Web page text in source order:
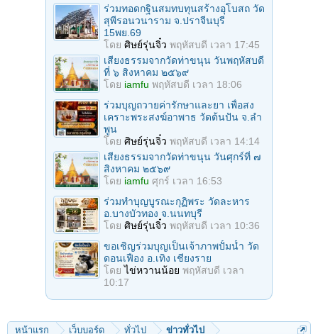
ร่วมทอดกฐินสมทบทุนสร้างอุโบสถ วัด
สุพีรอนวนาราม จ.ปราจีนบุรี
15พย.69
โดย ศิษย์รุ่นจิ๋ว พฤหัสบดี เวลา 17:45
เสียงธรรมจากวัดท่าขนุน วันพฤหัสบดี
ที่ ๖ สิงหาคม ๒๕๖๙
โดย iamfu พฤหัสบดี เวลา 18:06
ร่วมบุญถวายค่ารักษาและยา เพื่อสง
เคราะพระสงฆ์อาพาธ วัดต้นปัน จ.ลํา
พูน
โดย ศิษย์รุ่นจิ๋ว พฤหัสบดี เวลา 14:14
เสียงธรรมจากวัดท่าขนุน วันศุกร์ที่ ๗
สิงหาคม ๒๕๖๙
โดย iamfu ศุกร์ เวลา 16:53
ร่วมทําบุญบูรณะกุฏิพระ วัดละหาร
อ.บางบัวทอง จ.นนทบุรี
โดย ศิษย์รุ่นจิ๋ว พฤหัสบดี เวลา 10:36
ขอเชิญร่วมบุญเป็นเจ้าภาพปั้มน้ำ วัด
ดอนเฟือง อ.เทิง เชียงราย
โดยไข่หวานน้อย พฤหัสบดี เวลา
10:17
หน้าแรก เว็บบอร์ด ทั่วไป ข่าวทั่วไป